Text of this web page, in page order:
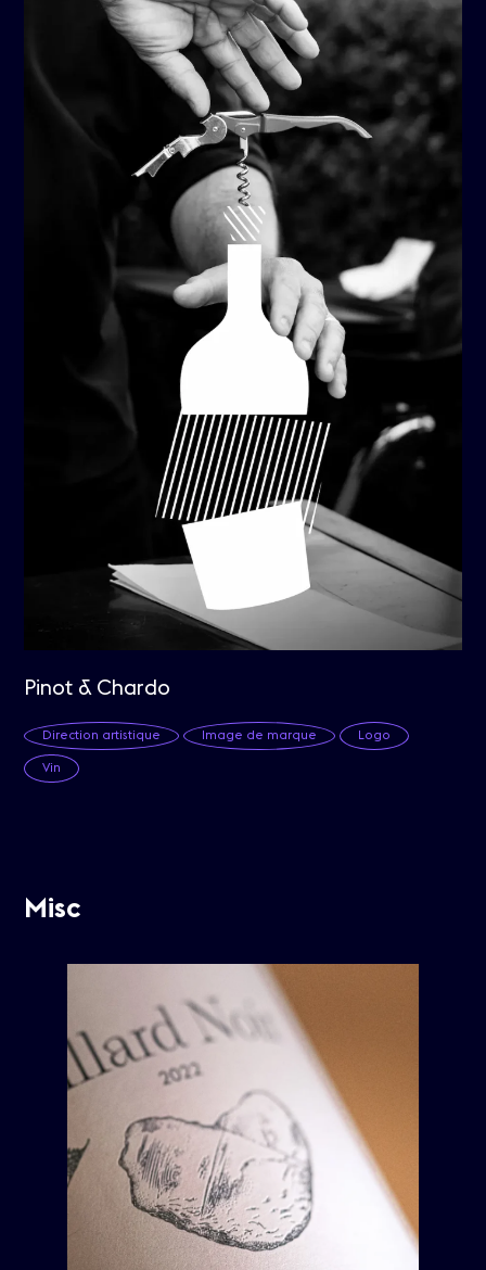
Pinot & Chardo
Direction artistique Image de marque Logo
Vin
Misc